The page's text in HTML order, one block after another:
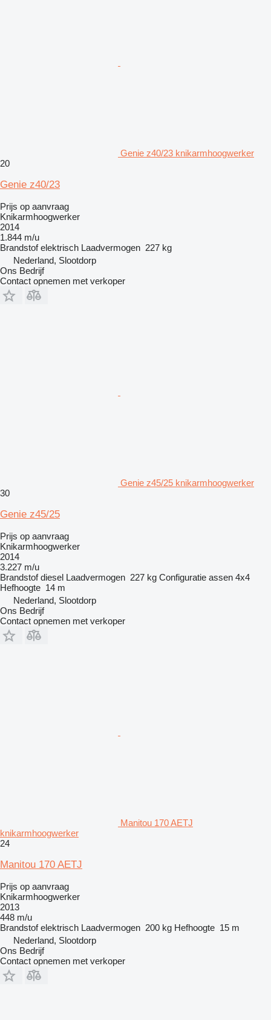
Genie z40/23 knikarmhoogwerker
20
Genie z40/23
Prijs op aanvraag
Knikarmhoogwerker
2014
1.844 m/u
Brandstof elektrisch Laadvermogen 227 kg
Nederland, Slootdorp
Ons Bedrijf
Contact opnemen met verkoper
Genie z45/25 knikarmhoogwerker
30
Genie z45/25
Prijs op aanvraag
Knikarmhoogwerker
2014
3.227 m/u
Brandstof diesel Laadvermogen 227 kg Configuratie assen 4x4
Hefhoogte 14 m
Nederland, Slootdorp
Ons Bedrijf
Contact opnemen met verkoper
Manitou 170 AETJ
knikarmhoogwerker
24
Manitou 170 AETJ
Prijs op aanvraag
Knikarmhoogwerker
2013
448 m/u
Brandstof elektrisch Laadvermogen 200 kg Hefhoogte 15 m
Nederland, Slootdorp
Ons Bedrijf
Contact opnemen met verkoper